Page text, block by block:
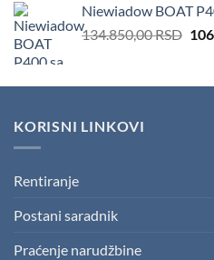
Niewiadow BOAT
134.850,00RSD
KORISNI LINKOVI
Rentiranje
Postani saradnik
Praćenje narudžbine